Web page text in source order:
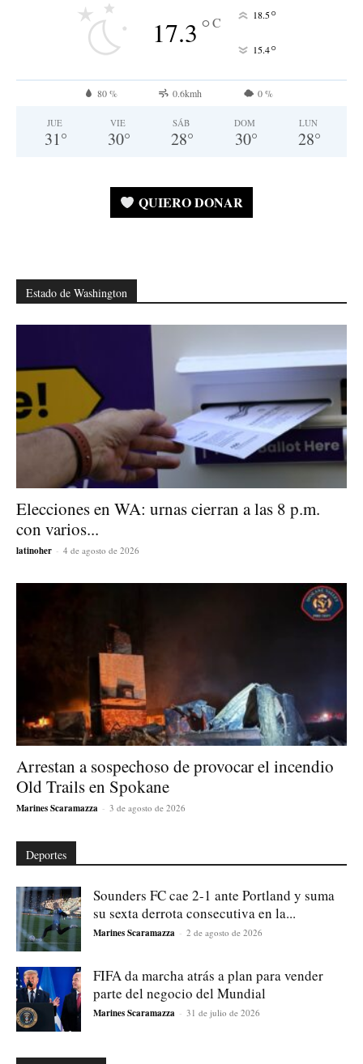
17.3°C 18.5°
15.4°
80 % 0.6kmh 0 %
JUE
31°
VIE
30°
SÁB
28°
DOM
30°
LUN
28°
QUIERO DONAR
Estado de Washington
Elecciones en WA: urnas cierran a las 8 p.m.
con varios...
latinoher - 4 de agosto de 2026
Arrestan a sospechoso de provocar el incendio
Old Trails en Spokane
Marines Scaramazza - 3 de agosto de 2026
Deportes
Sounders FC cae 2-1 ante Portland y suma
su sexta derrota consecutiva en la...
Marines Scaramazza - 2 de agosto de 2026
FIFA da marcha atrás a plan para vender
parte del negocio del Mundial
Marines Scaramazza - 31 de julio de 2026